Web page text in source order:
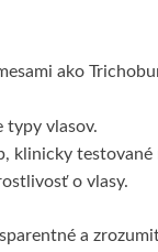
ako
typy vlasov.
klinicky testované
o vlasy.
a